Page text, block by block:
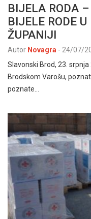
BIJELA RODA
BIJELE RODE
ŽUPANIJI
Autor Novagra - 24/07/
Slavonski Brod, 23.
Brodskom Varošu,
poznate…